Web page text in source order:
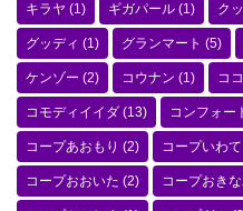
キラヤ (1) ギガパール (1) ク
グッディ (1) グランマート (5)
ケンゾー (2) コウナン (1) コ
コモディイイダ (13) コンフォー
コープあおもり (2) コープいわて
コープおおいた (2) コープおき